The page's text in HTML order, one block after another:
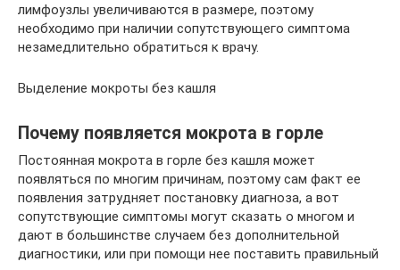
лимфоузлы увеличиваются в размере, поэтому
необходимо при наличии сопутствующего симптома
незамедлительно обратиться к врачу.
Выделение мокроты без кашля
Почему появляется мокрота в горле
Постоянная мокрота в горле без кашля может
появляться по многим причинам, поэтому сам факт ее
появления затрудняет постановку диагноза, а вот
сопутствующие симптомы могут сказать о многом и
дают в большинстве случаем без дополнительной
диагностики, или при помощи нее поставить правильный